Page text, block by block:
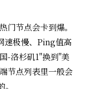
门节点会卡到爆。
速极慢、Ping值高
-洛杉矶1"换到"美
节点列表里一般会